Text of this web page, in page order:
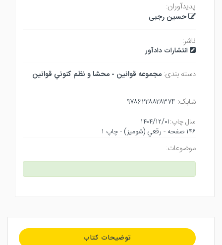
پدیدآوران:
حسین رجبی
ناشر:
انتشارات دادآور
دسته بندی: مجموعه قوانين - محشا و نظم كنوني قوانين
شابک: ۹۷۸۶۲۲۸۸۲۸۳۷۴
سال چاپ:۱۴۰۴/۱۲/۰۱
۱۴۶ صفحه - رقعي (شوميز) - چاپ ۱
موضوعات:
توضیحات کتاب